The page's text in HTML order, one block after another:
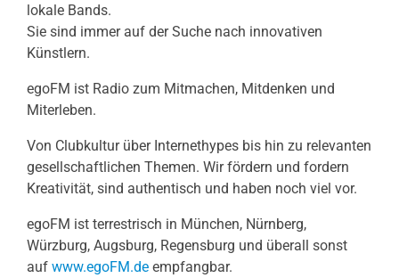
lokale Bands.
Sie sind immer auf der Suche nach innovativen
Künstlern.
egoFM ist Radio zum Mitmachen, Mitdenken und
Miterleben.
Von Clubkultur über Internethypes bis hin zu relevanten
gesellschaftlichen Themen. Wir fördern und fordern
Kreativität, sind authentisch und haben noch viel vor.
egoFM ist terrestrisch in München, Nürnberg,
Würzburg, Augsburg, Regensburg und überall sonst
auf www.egoFM.de empfangbar.